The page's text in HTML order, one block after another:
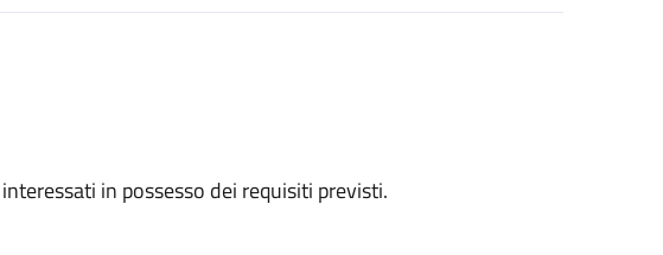
in possesso dei requisiti previsti.